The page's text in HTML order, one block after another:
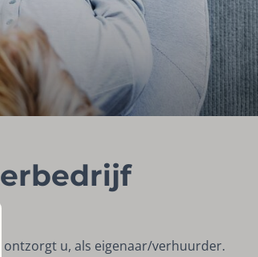
ontzorgt u, als eigenaar/verhuurder.